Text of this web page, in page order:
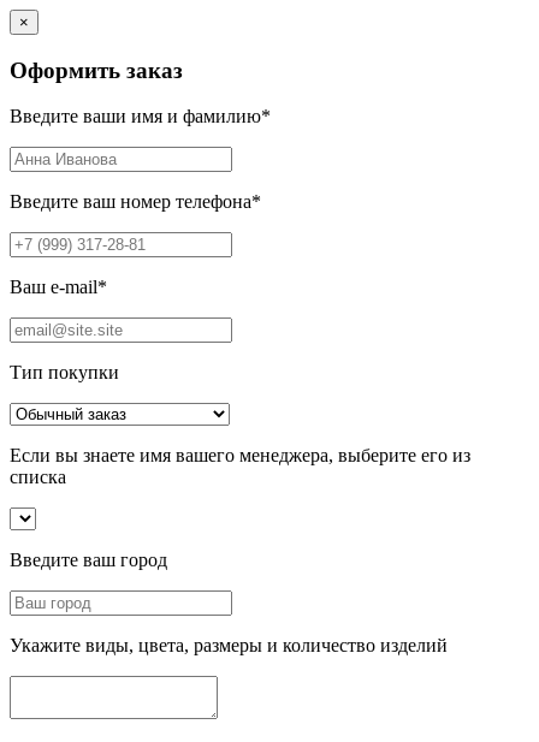
×
Оформить заказ
Введите ваши имя и фамилию*
Введите ваш номер телефона*
Ваш e-mail*
Тип покупки
Если вы знаете имя вашего менеджера, выберите его из
списка
Введите ваш город
Укажите виды, цвета, размеры и количество изделий